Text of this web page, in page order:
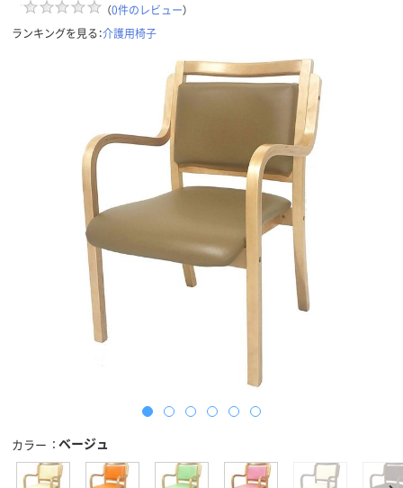
（0件のレビュー）
ランキングを見る：介護用椅子
カラー ベージュ